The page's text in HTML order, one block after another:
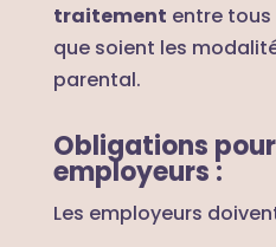
traitement entre tous
que soient les
parental.
Obligations
employeurs :
Les employeurs